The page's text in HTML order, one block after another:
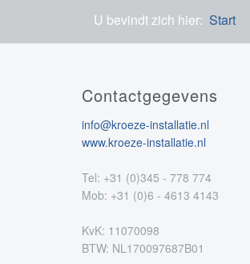
U bevindt zich hier: Start
Contactgegevens
info@kroeze-installatie.nl
www.kroeze-installatie.nl
Tel: +31 (0)345 - 778 774
Mob: +31 (0)6 - 4613 4143
KvK: 11070098
BTW: NL170097687B01